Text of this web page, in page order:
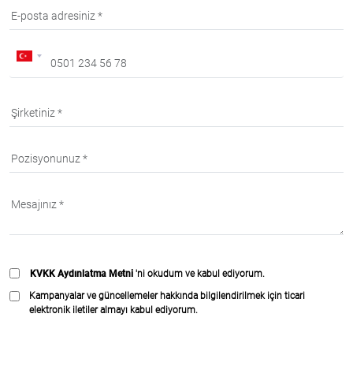
KVKK Aydınlatma Metni 'ni okudum ve kabul ediyorum.
Kampanyalar ve güncellemeler hakkında bilgilendirilmek için ticari
elektronik iletiler almayı kabul ediyorum.